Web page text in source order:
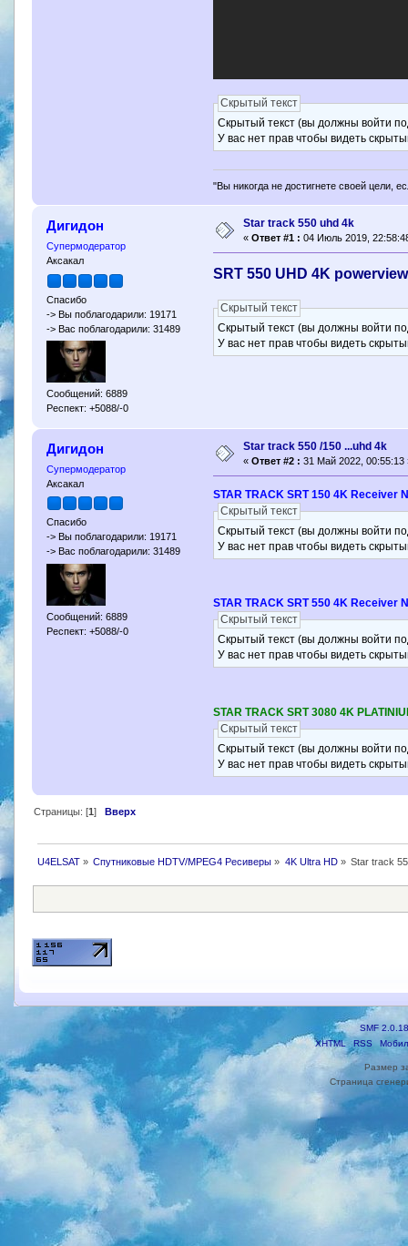
Скрытый текст
Скрытый текст (вы должны войти
У вас нет прав чтобы видеть
"Вы никогда не достигнете своей цели,
Дигидон
Супермодератор
Аксакал
Спасибо
-> Вы поблагодарили: 19171
-> Вас поблагодарили: 31489
Сообщений: 6889
Респект: +5088/-0
Star track 550 uhd 4k
« Ответ #1 : 04 Июль 2019,
SRT 550 UHD 4K
Скрытый текст
Скрытый текст (вы должны войти
У вас нет прав чтобы видеть
Дигидон
Супермодератор
Аксакал
Спасибо
-> Вы поблагодарили: 19171
-> Вас поблагодарили: 31489
Сообщений: 6889
Респект: +5088/-0
Star track 550 /150 ...uhd 4k
« Ответ #2 : 31 Май 2022, 00:55:13
STAR TRACK SRT 150 4K Receiver
Скрытый текст
Скрытый текст (вы должны войти
У вас нет прав чтобы видеть
STAR TRACK SRT 550 4K Receiver
Скрытый текст
Скрытый текст (вы должны войти
У вас нет прав чтобы видеть
STAR TRACK SRT 3080 4K
Скрытый текст
Скрытый текст (вы должны войти
У вас нет прав чтобы видеть
Страницы: [1] Вверх
U4ELSAT» Спутниковые HDTV/MPEG4 Ресиверы » 4K Ultra HD» Star track
SMF 2.0.18
XHTML
RSS
Размер
Страница